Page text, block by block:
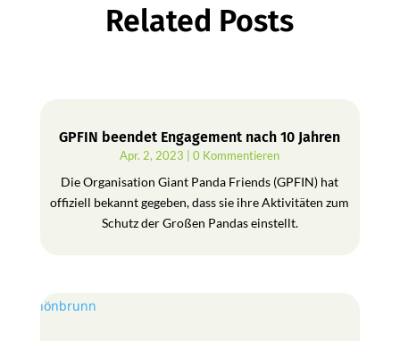
Related Posts
GPFIN beendet Engagement nach 10 Jahren
Apr. 2, 2023 | 0 Kommentieren
Die Organisation Giant Panda Friends (GPFIN) hat
offiziell bekannt gegeben, dass sie ihre Aktivitäten zum
Schutz der Großen Pandas einstellt.